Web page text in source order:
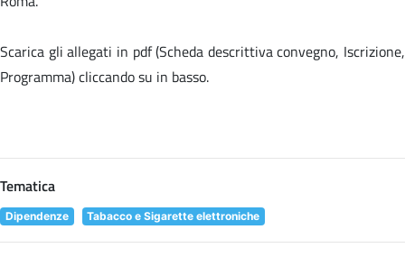
Scarica gli allegati in pdf (Scheda descrittiva convegno, Iscrizione,
Programma) cliccando su in basso.
Tematica
Dipendenze Tabacco e Sigarette elettroniche